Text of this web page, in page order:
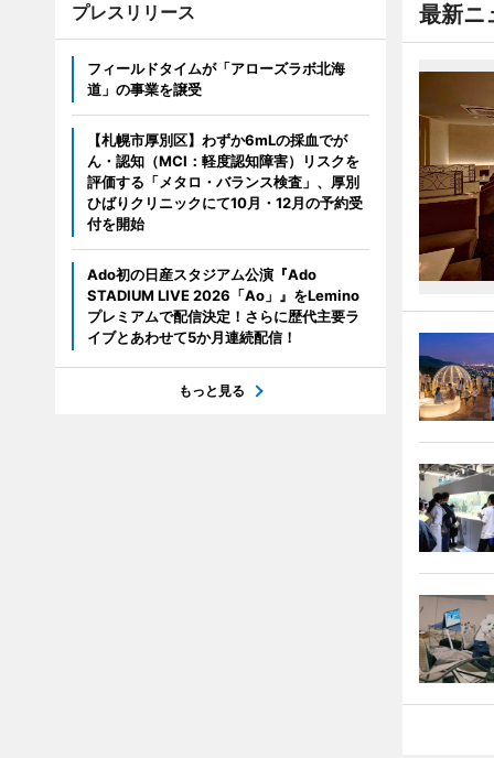
最新ニ
プレスリリース
フィールドタイムが「アローズラボ北海
道」の事業を譲受
【札幌市厚別区】わずか6mLの採血でが
ん・認知（MCI：軽度認知障害）リスクを
評価する「メタロ・バランス検査」、厚別
ひばりクリニックにて10月・12月の予約受
付を開始
Ado初の日産スタジアム公演『Ado
STADIUM LIVE 2026「Ao」』をLemino
プレミアムで配信決定！さらに歴代主要ラ
イブとあわせて5か月連続配信！
もっと見る